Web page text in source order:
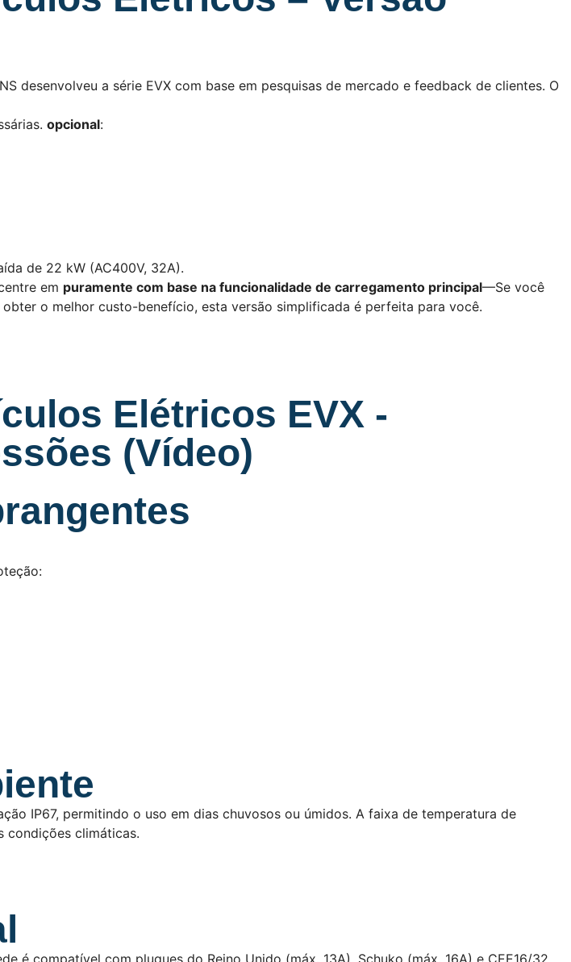
desenvolveu a série EVX com base em pesquisas de mercado e feedback de clientes. O
opcional:
de 22 kW (AC400V, 32A).
em puramente com base na funcionalidade de carregamento principal—Se você
o melhor custo-benefício, esta versão simplificada é perfeita para você.
Elétricos EVX -
(Vídeo)
IP67, permitindo o uso em dias chuvosos ou úmidos. A faixa de temperatura de
condições climáticas.